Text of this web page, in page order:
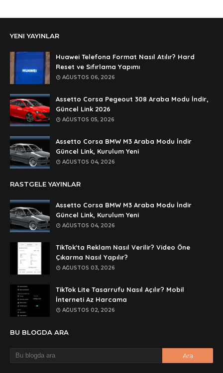
şifre ?
Anonymous
şifre ögrenebilirmiyim
Anonymous
🥰🥰🥰
Anonymous
dedezıplatan31 beğend👌
Anonymous
rar dosyasının şifresi nedir
Anonymous
lan şifre ne şifre
şifre ne
YENI YAYINLAR
Huawei Telefona Format Nasıl Atılır? Hard
Reset ve Sıfırlama Yapımı
AĞUSTOS 06, 2026
Assetto Corsa Pegeout 308 Araba Modu İndir,
Güncel Link 2026
AĞUSTOS 05, 2026
Assetto Corsa BMW M3 Araba Modu İndir
Güncel Link, Kurulum Yeni
AĞUSTOS 04, 2026
RASTGELE YAYINLAR
Assetto Corsa BMW M3 Araba Modu İndir
Güncel Link, Kurulum Yeni
AĞUSTOS 04, 2026
TikTok'ta Reklam Nasıl Verilir? Video Öne
Çıkarma Nasıl Yapılır?
AĞUSTOS 03, 2026
TikTok Lite Tasarrufu Nasıl Açılır? Mobil
İnterneti Az Harcama
AĞUSTOS 02, 2026
BU BLOGDA ARA